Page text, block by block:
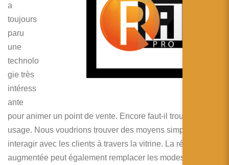
a
toujours
paru
une
technolo
gie très
intéress
ante
pour animer un point de vente. Encore faut-il trouver le bon
usage. Nous voudrions trouver des moyens simples pour
interagir avec les clients à travers la vitrine. La réalité
augmentée peut également remplacer les modes